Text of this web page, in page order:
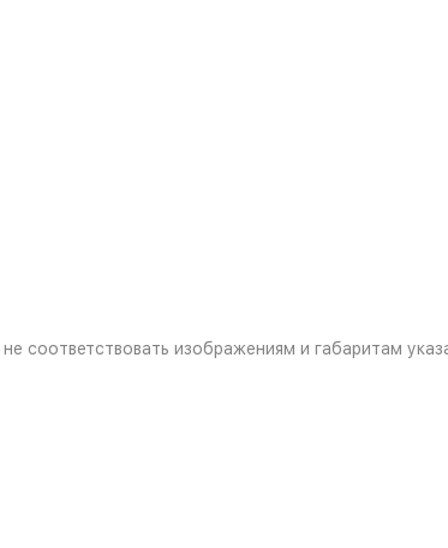
соответствовать изображениям и габаритам